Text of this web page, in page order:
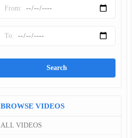
BROWSE VIDEOS
ALL VIDEOS